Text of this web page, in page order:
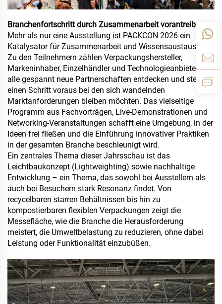
Branchenfortschritt durch Zusammenarbeit vorantreiben
Mehr als nur eine Ausstellung ist PACKCON 2026 ein
Katalysator für Zusammenarbeit und Wissensaustausch.
Zu den Teilnehmern zählen Verpackungshersteller,
Markeninhaber, Einzelhändler und Technologieanbieter, die
alle gespannt neue Partnerschaften entdecken und stets
einen Schritt voraus bei den sich wandelnden
Marktanforderungen bleiben möchten. Das vielseitige
Programm aus Fachvorträgen, Live-Demonstrationen und
Networking-Veranstaltungen schafft eine Umgebung, in der
Ideen frei fließen und die Einführung innovativer Praktiken
in der gesamten Branche beschleunigt wird.
Ein zentrales Thema dieser Jahrsschau ist das
Leichtbaukonzept (Lightweighting) sowie nachhaltige
Entwicklung – ein Thema, das sowohl bei Ausstellern als
auch bei Besuchern stark Resonanz findet. Von
recycelbaren starren Behältnissen bis hin zu
kompostierbaren flexiblen Verpackungen zeigt die
Messefläche, wie die Branche die Herausforderung
meistert, die Umweltbelastung zu reduzieren, ohne dabei
Leistung oder Funktionalität einzubüßen.